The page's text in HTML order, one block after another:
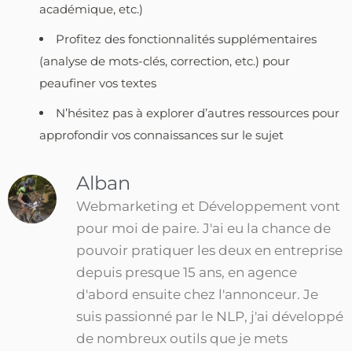
académique, etc.)
Profitez des fonctionnalités supplémentaires
(analyse de mots-clés, correction, etc.) pour
peaufiner vos textes
N’hésitez pas à explorer d’autres ressources pour
approfondir vos connaissances sur le sujet
Alban
Webmarketing et Développement vont
pour moi de paire. J'ai eu la chance de
pouvoir pratiquer les deux en entreprise
depuis presque 15 ans, en agence
d'abord ensuite chez l'annonceur. Je
suis passionné par le NLP, j'ai développé
de nombreux outils que je mets